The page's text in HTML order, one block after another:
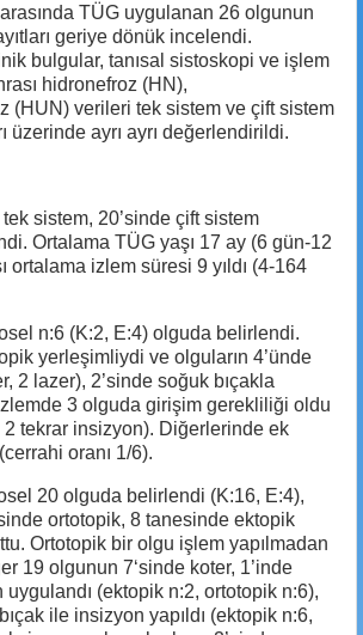
arasında TÜG uygulanan 26 olgunun
geriye dönük incelendi.
bulgular, tanısal sistoskopi ve işlem
hidronefroz (HN),
(HUN) verileri tek sistem ve çift sistem
üzerinde ayrı ayrı değerlendirildi.
tek sistem, 20’sinde çift sistem
Ortalama TÜG yaşı 17 ay (6 gün-12
ortalama izlem süresi 9 yıldı (4-164
n:6 (K:2, E:4) olguda belirlendi.
yerleşimliydi ve olguların 4’ünde
2 lazer), 2’sinde soğuk bıçakla
3 olguda girişim gerekliliği oldu
tekrar insizyon). Diğerlerinde ek
oranı 1/6).
20 olguda belirlendi (K:16, E:4),
ortotopik, 8 tanesinde ektopik
Ortotopik bir olgu işlem yapılmadan
19 olgunun 7‘sinde koter, 1’inde
uygulandı (ektopik n:2, ortotopik n:6),
ile insizyon yapıldı (ektopik n:6,